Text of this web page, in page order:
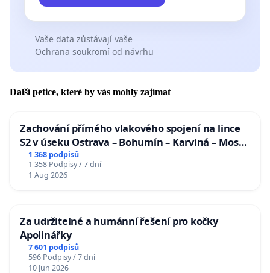
Vaše data zůstávají vaše
Ochrana soukromí od návrhu
Další petice, které by vás mohly zajímat
Zachování přímého vlakového spojení na lince
S2 v úseku Ostrava – Bohumín – Karviná – Mosty
u Jablunkova
1 368 podpisů
1 358 Podpisy / 7 dní
1 Aug 2026
Za udržitelné a humánní řešení pro kočky
Apolinářky
7 601 podpisů
596 Podpisy / 7 dní
10 Jun 2026